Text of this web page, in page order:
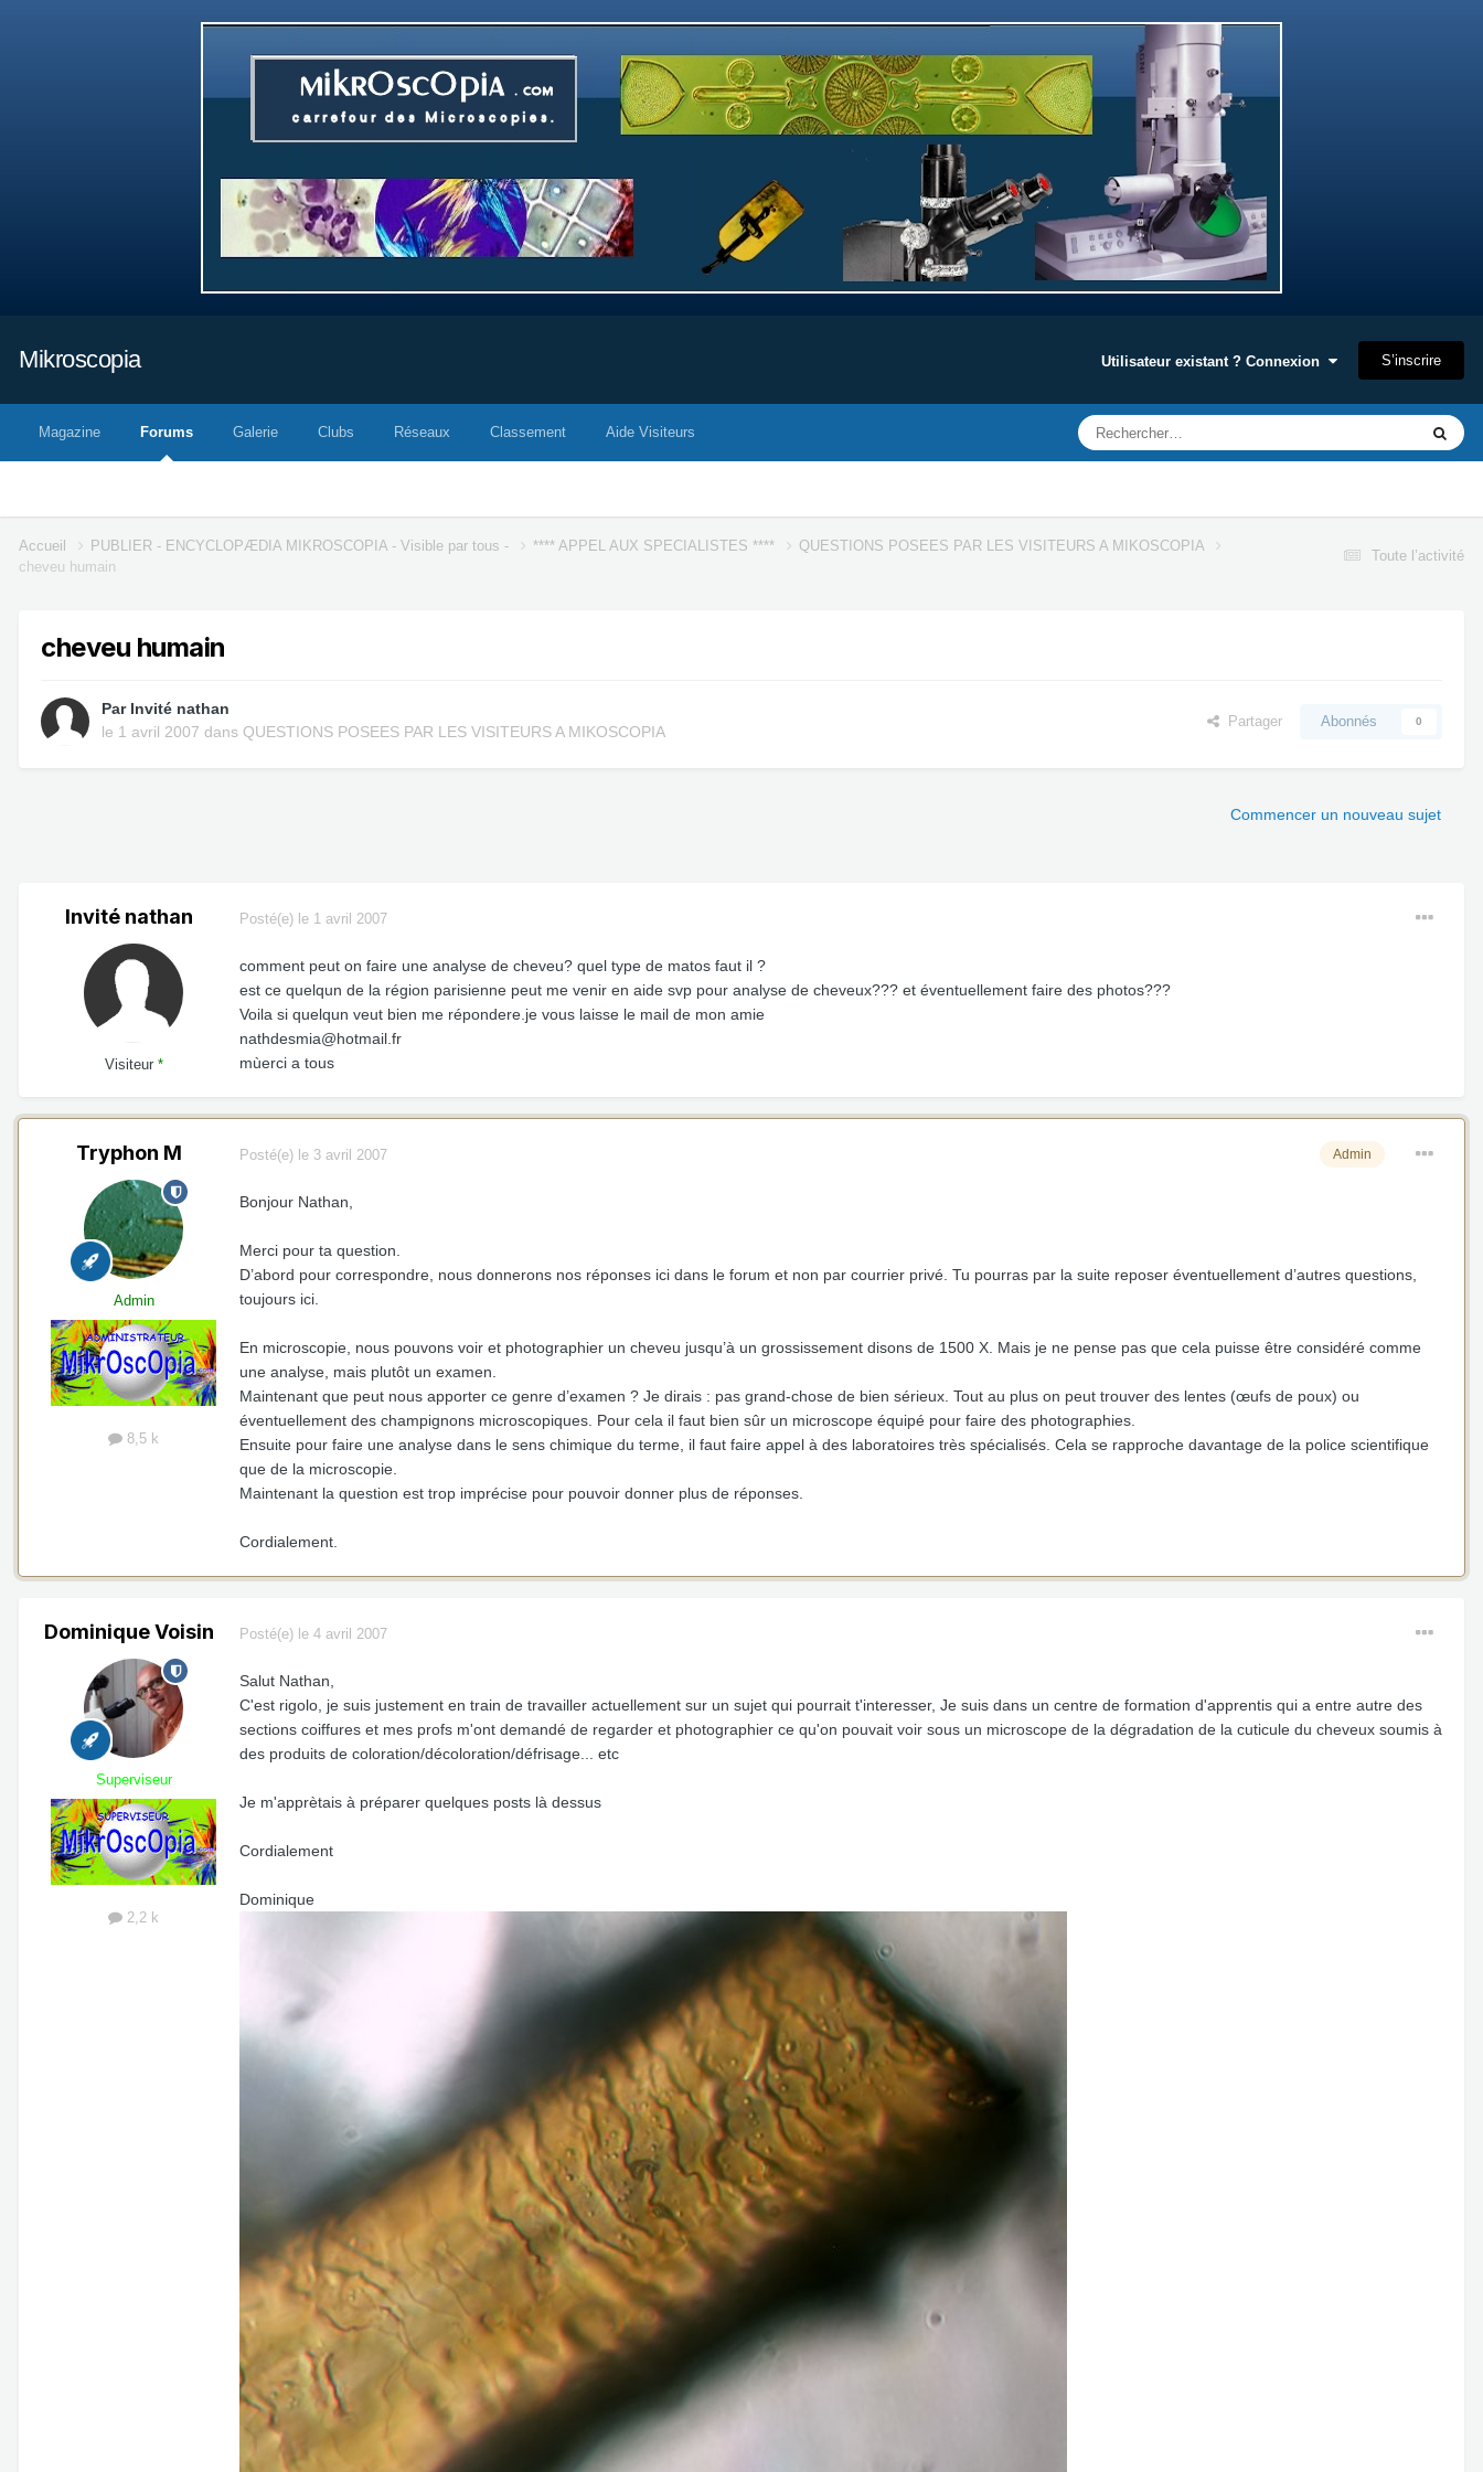
Mikroscopia Utilisateur existant ? Connexion S’inscrire
Magazine Forums Galerie Clubs Réseaux Classement Aide Visiteurs
Toute l’activité
Accueil PUBLIER - ENCYCLOPÆDIA MIKROSCOPIA - Visible par tous - **** APPEL AUX SPECIALISTES ****
QUESTIONS POSEES PAR LES VISITEURS A MIKOSCOPIA
cheveu humain
cheveu humain
Par Invité nathan
le 1 avril 2007 dans QUESTIONS POSEES PAR LES VISITEURS A MIKOSCOPIA
Partager Abonnés 0
Commencer un nouveau sujet
Invité nathan
Visiteur*
Posté(e) le 1 avril 2007
comment peut on faire une analyse de cheveu? quel type de matos faut il ?
est ce quelqun de la région parisienne peut me venir en aide svp pour analyse de cheveux??? et éventuellement faire des photos???
Voila si quelqun veut bien me répondere.je vous laisse le mail de mon amie
nathdesmia@hotmail.fr
mùerci a tous
Tryphon M
Admin
8,5 k
Admin
Posté(e) le 3 avril 2007
Bonjour Nathan,
Merci pour ta question.
D’abord pour correspondre, nous donnerons nos réponses ici dans le forum et non par courrier privé. Tu pourras par la suite reposer éventuellement d’autres questions,
toujours ici.
En microscopie, nous pouvons voir et photographier un cheveu jusqu’à un grossissement disons de 1500 X. Mais je ne pense pas que cela puisse être considéré comme
une analyse, mais plutôt un examen.
Maintenant que peut nous apporter ce genre d’examen ? Je dirais : pas grand-chose de bien sérieux. Tout au plus on peut trouver des lentes (œufs de poux) ou
éventuellement des champignons microscopiques. Pour cela il faut bien sûr un microscope équipé pour faire des photographies.
Ensuite pour faire une analyse dans le sens chimique du terme, il faut faire appel à des laboratoires très spécialisés. Cela se rapproche davantage de la police scientifique
que de la microscopie.
Maintenant la question est trop imprécise pour pouvoir donner plus de réponses.
Cordialement.
Dominique Voisin
Superviseur
2,2 k
Posté(e) le 4 avril 2007
Salut Nathan,
C'est rigolo, je suis justement en train de travailler actuellement sur un sujet qui pourrait t'interesser, Je suis dans un centre de formation d'apprentis qui a entre autre des
sections coiffures et mes profs m'ont demandé de regarder et photographier ce qu'on pouvait voir sous un microscope de la dégradation de la cuticule du cheveux soumis à
des produits de coloration/décoloration/défrisage... etc
Je m'apprètais à préparer quelques posts là dessus
Cordialement
Dominique